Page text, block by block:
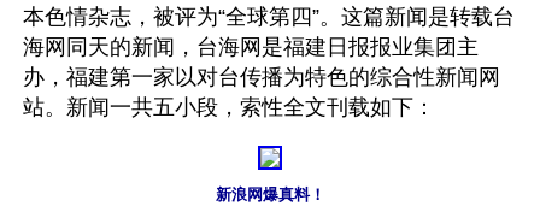
本色情杂志，被评为“全球第四”。这篇新闻是转载台
海网同天的新闻，台海网是福建日报报业集团主
办，福建第一家以对台传播为特色的综合性新闻网
站。新闻一共五小段，索性全文刊载如下：
新浪网爆真料！